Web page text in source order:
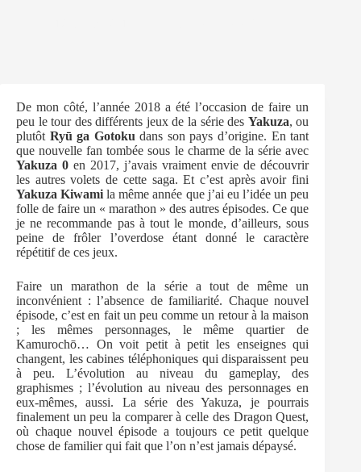
De mon côté, l’année 2018 a été l’occasion de faire un
peu le tour des différents jeux de la série des Yakuza, ou
plutôt Ryū ga Gotoku dans son pays d’origine. En tant
que nouvelle fan tombée sous le charme de la série avec
Yakuza 0en 2017, j’avais vraiment envie de découvrir
les autres volets de cette saga. Et c’est après avoir fini
Yakuza Kiwamila même année que j’ai eu l’idée un peu
folle de faire un « marathon » des autres épisodes. Ce que
je ne recommande pas à tout le monde, d’ailleurs, sous
peine de frôler l’overdose étant donné le caractère
répétitif de ces jeux.
Faire un marathon de la série a tout de même un
inconvénient : l’absence de familiarité. Chaque nouvel
épisode, c’est en fait un peu comme un retour à la maison
; les mêmes personnages, le même quartier de
Kamurochō… On voit petit à petit les enseignes qui
changent, les cabines téléphoniques qui disparaissent peu
à peu. L’évolution au niveau du gameplay, des
graphismes ; l’évolution au niveau des personnages en
eux-mêmes, aussi. La série des Yakuza, je pourrais
finalement un peu la comparer à celle des Dragon Quest,
où chaque nouvel épisode a toujours ce petit quelque
chose de familier qui fait que l’on n’est jamais dépaysé.